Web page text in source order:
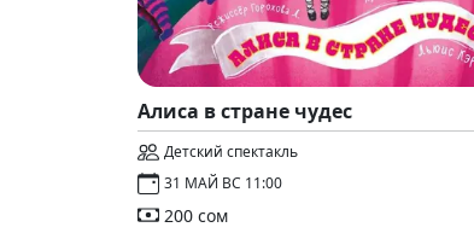
Алиса в стране чудес
Детский спектакль
31 МАЙ ВС 11:00
200 сом